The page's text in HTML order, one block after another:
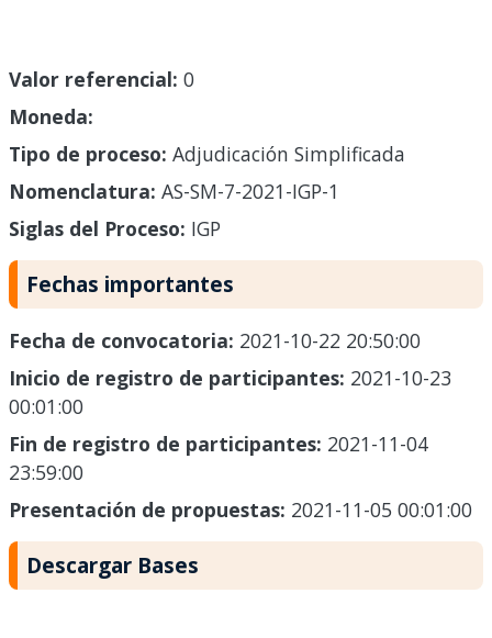
Valor referencial: 0
Moneda:
Tipo de proceso: Adjudicación Simplificada
Nomenclatura: AS-SM-7-2021-IGP-1
Siglas del Proceso: IGP
Fechas importantes
Fecha de convocatoria: 2021-10-22 20:50:00
Inicio de registro de participantes: 2021-10-23
00:01:00
Fin de registro de participantes: 2021-11-04
23:59:00
Presentación de propuestas: 2021-11-05 00:01:00
Descargar Bases